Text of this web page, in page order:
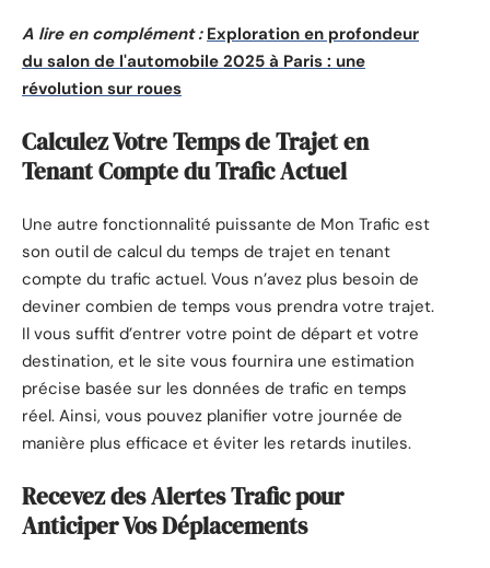
A lire en complément : Exploration en profondeur
du salon de l'automobile 2025 à Paris : une
révolution sur roues
Calculez Votre Temps de Trajet en
Tenant Compte du Trafic Actuel
Une autre fonctionnalité puissante de Mon Trafic est
son outil de calcul du temps de trajet en tenant
compte du trafic actuel. Vous n’avez plus besoin de
deviner combien de temps vous prendra votre trajet.
Il vous suffit d’entrer votre point de départ et votre
destination, et le site vous fournira une estimation
précise basée sur les données de trafic en temps
réel. Ainsi, vous pouvez planifier votre journée de
manière plus efficace et éviter les retards inutiles.
Recevez des Alertes Trafic pour
Anticiper Vos Déplacements